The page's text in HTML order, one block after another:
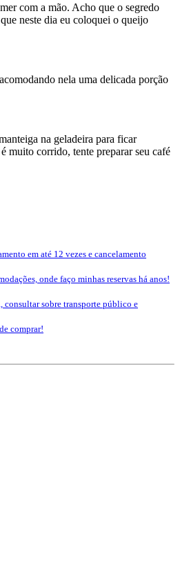
com a mão. Acho que o segredo
neste dia eu coloquei o queijo
nela uma delicada porção
na geladeira para ficar
muito corrido, tente preparar seu café
em até 12 vezes e cancelamento
onde faço minhas reservas há anos!
consultar sobre transporte público e
comprar!